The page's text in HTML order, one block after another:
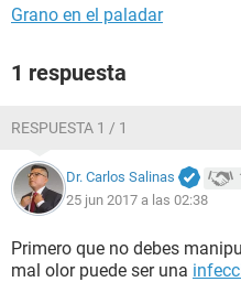
Grano en el paladar
1 respuesta
RESPUESTA 1 / 1
Dr. Carlos Salinas
25 jun 2017 a las 02:38
Primero que no debes
mal olor puede ser una